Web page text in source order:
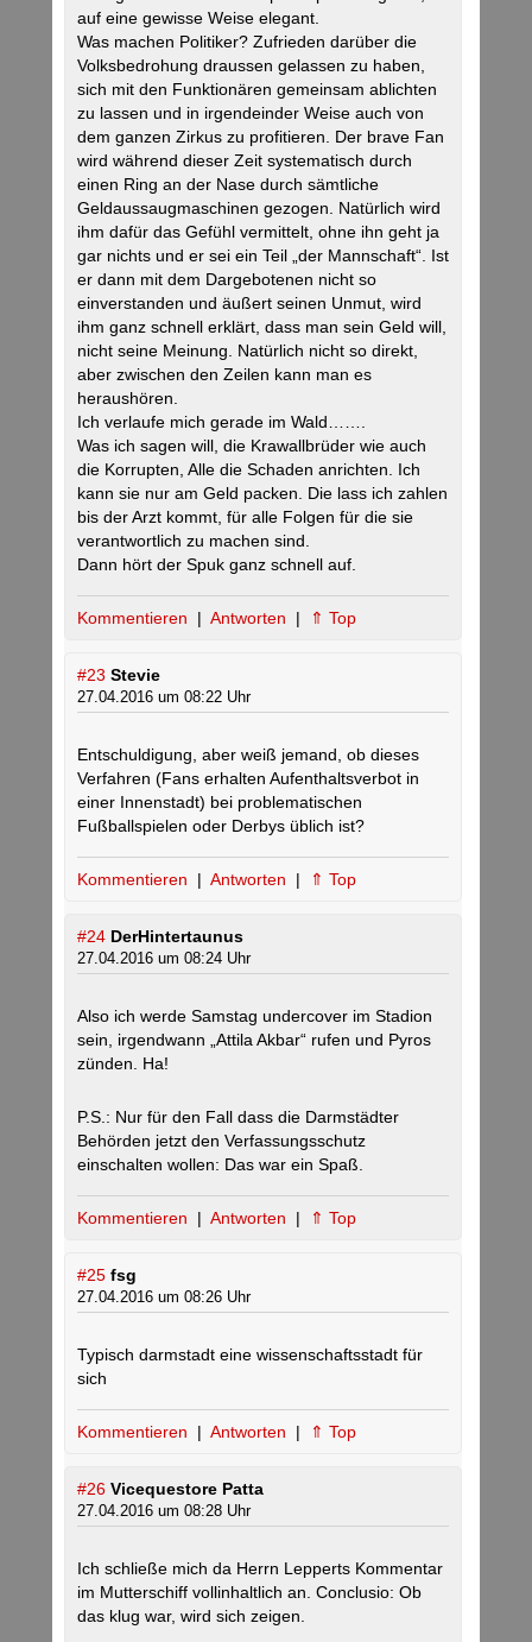
auf eine gewisse Weise elegant.
Was machen Politiker? Zufrieden darüber die
Volksbedrohung draussen gelassen zu haben,
sich mit den Funktionären gemeinsam ablichten
zu lassen und in irgendeinder Weise auch von
dem ganzen Zirkus zu profitieren. Der brave Fan
wird während dieser Zeit systematisch durch
einen Ring an der Nase durch sämtliche
Geldaussaugmaschinen gezogen. Natürlich wird
ihm dafür das Gefühl vermittelt, ohne ihn geht ja
gar nichts und er sei ein Teil „der Mannschaft“. Ist
er dann mit dem Dargebotenen nicht so
einverstanden und äußert seinen Unmut, wird
ihm ganz schnell erklärt, dass man sein Geld will,
nicht seine Meinung. Natürlich nicht so direkt,
aber zwischen den Zeilen kann man es
heraushören.
Ich verlaufe mich gerade im Wald…….
Was ich sagen will, die Krawallbrüder wie auch
die Korrupten, Alle die Schaden anrichten. Ich
kann sie nur am Geld packen. Die lass ich zahlen
bis der Arzt kommt, für alle Folgen für die sie
verantwortlich zu machen sind.
Dann hört der Spuk ganz schnell auf.
Kommentieren | Antworten | ⇑ Top
#23 Stevie
27.04.2016 um 08:22 Uhr
Entschuldigung, aber weiß jemand, ob dieses
Verfahren (Fans erhalten Aufenthaltsverbot in
einer Innenstadt) bei problematischen
Fußballspielen oder Derbys üblich ist?
Kommentieren | Antworten | ⇑ Top
#24 DerHintertaunus
27.04.2016 um 08:24 Uhr
Also ich werde Samstag undercover im Stadion
sein, irgendwann „Attila Akbar“ rufen und Pyros
zünden. Ha!
P.S.: Nur für den Fall dass die Darmstädter
Behörden jetzt den Verfassungsschutz
einschalten wollen: Das war ein Spaß.
Kommentieren | Antworten | ⇑ Top
#25 fsg
27.04.2016 um 08:26 Uhr
Typisch darmstadt eine wissenschaftsstadt für
sich
Kommentieren | Antworten | ⇑ Top
#26 Vicequestore Patta
27.04.2016 um 08:28 Uhr
Ich schließe mich da Herrn Lepperts Kommentar
im Mutterschiff vollinhaltlich an. Conclusio: Ob
das klug war, wird sich zeigen.